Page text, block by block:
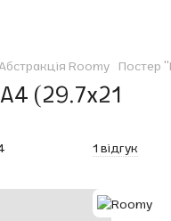
Roomy Постер
(29.7x21
1 відгук